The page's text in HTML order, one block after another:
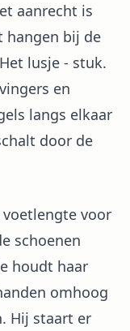
aanrecht is
hangen bij de
lusje - stuk.
en
langs elkaar
door de
voor
schoenen
houdt haar
omhoog
Hij staart er